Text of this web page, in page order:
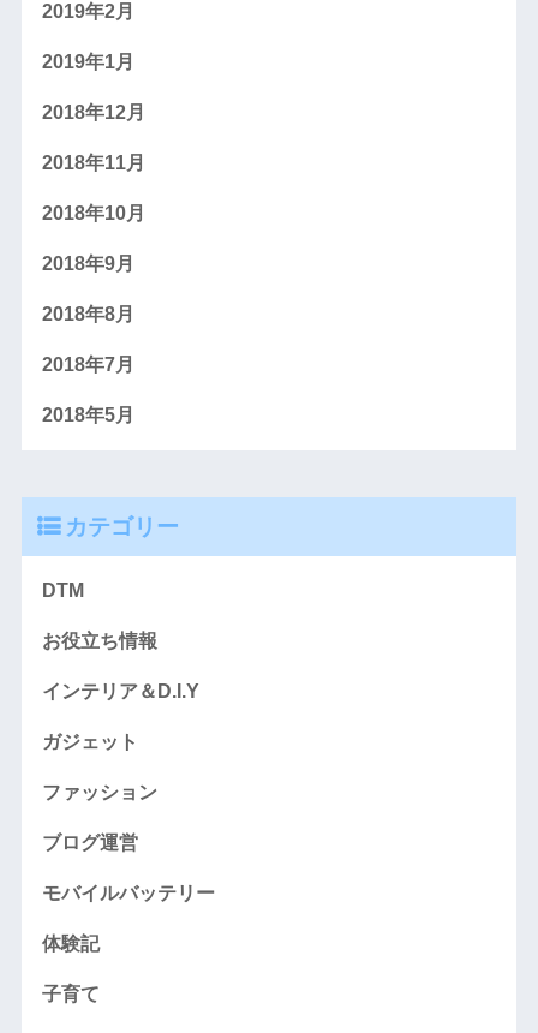
2019年2月
2019年1月
2018年12月
2018年11月
2018年10月
2018年9月
2018年8月
2018年7月
2018年5月
カテゴリー
DTM
お役立ち情報
インテリア＆D.I.Y
ガジェット
ファッション
ブログ運営
モバイルバッテリー
体験記
子育て